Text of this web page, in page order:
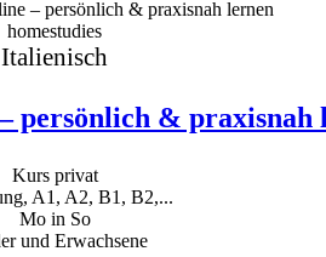
homestudies
Italienisch
persönlich & praxisnah
Kurs privat
A1, A2, B1, B2,...
Mo in So
und Erwachsene